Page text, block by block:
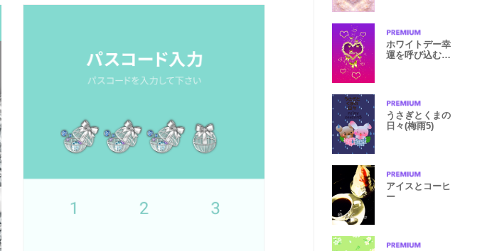
ホワイトデー幸
運を呼び込む八
うさぎとくまの
日々(梅雨5)
アイスとコーヒ
ー